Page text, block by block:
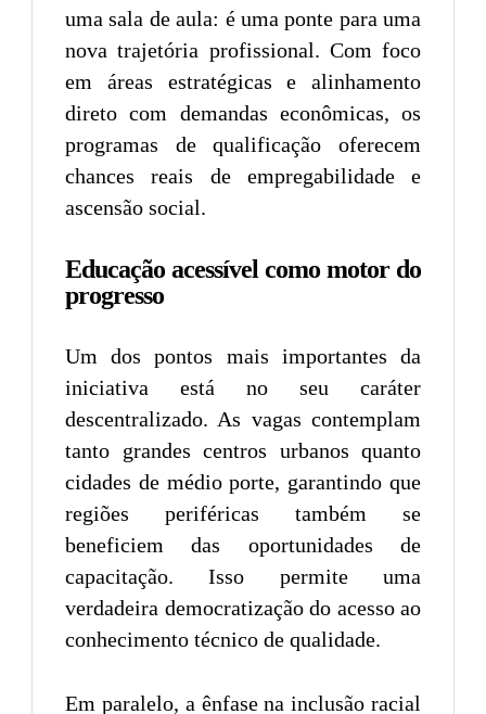
uma sala de aula: é uma ponte para uma
nova trajetória profissional. Com foco
em áreas estratégicas e alinhamento
direto com demandas econômicas, os
programas de qualificação oferecem
chances reais de empregabilidade e
ascensão social.
Educação acessível como motor do
progresso
Um dos pontos mais importantes da
iniciativa está no seu caráter
descentralizado. As vagas contemplam
tanto grandes centros urbanos quanto
cidades de médio porte, garantindo que
regiões periféricas também se
beneficiem das oportunidades de
capacitação. Isso permite uma
verdadeira democratização do acesso ao
conhecimento técnico de qualidade.
Em paralelo, a ênfase na inclusão racial